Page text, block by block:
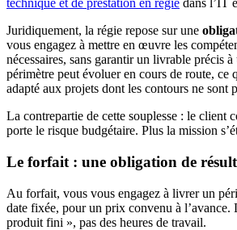
technique et de prestation en régie dans l’IT
Juridiquement, la régie repose sur une
vous engagez à mettre en œuvre les
nécessaires, sans garantir un livrable précis
périmètre peut évoluer en cours de route, ce
adapté aux projets dont les contours ne sont
La contrepartie de cette souplesse : le client
porte le risque budgétaire. Plus la mission
Le forfait : une obligation de
Au forfait, vous vous engagez à livrer un
date fixée, pour un prix convenu à l’avance.
produit fini », pas des heures de travail.